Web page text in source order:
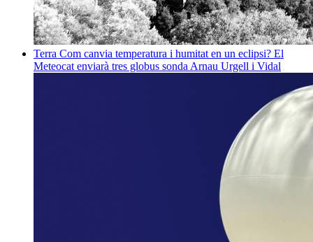
Terra Com canvia temperatura i humitat en un eclipsi? El
Meteocat enviarà tres globus sonda Arnau Urgell i Vidal